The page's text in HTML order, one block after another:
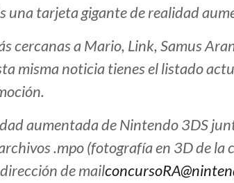
una tarjeta gigante de realidad
cercanas a Mario, Link, Samus
misma noticia tienes el listado
aumentada de Nintendo 3DS
.mpo (fotografía en 3D de la
de mail